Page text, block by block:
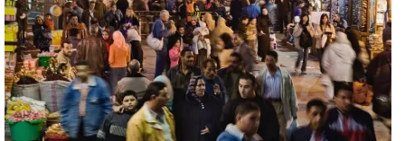
ي
د
ا
إ
ل
ك